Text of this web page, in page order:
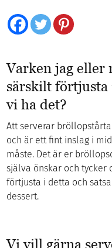
Varken jag eller
särskilt förtjusta
vi ha det?
Att serverar
och är ett fint inslag i
måste. Det är er
själva önskar och tycker
förtjusta i detta och
dessert.
Vi vill gärna